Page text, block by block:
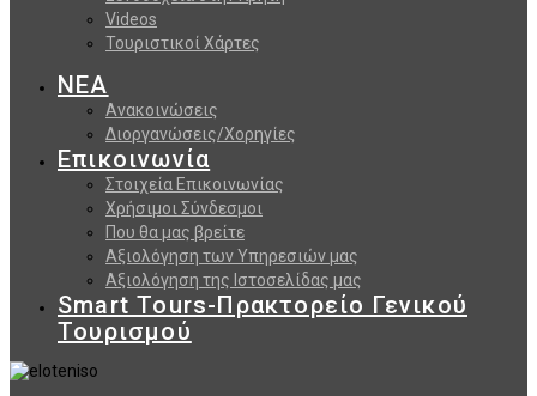
Videos
Τουριστικοί Χάρτες
ΝΕΑ
Ανακοινώσεις
Διοργανώσεις/Χορηγίες
Επικοινωνία
Στοιχεία Επικοινωνίας
Χρήσιμοι Σύνδεσμοι
Που θα μας βρείτε
Αξιολόγηση των Υπηρεσιών μας
Αξιολόγηση της Ιστοσελίδας μας
Smart Tours-Πρακτορείο Γενικού
Τουρισμού